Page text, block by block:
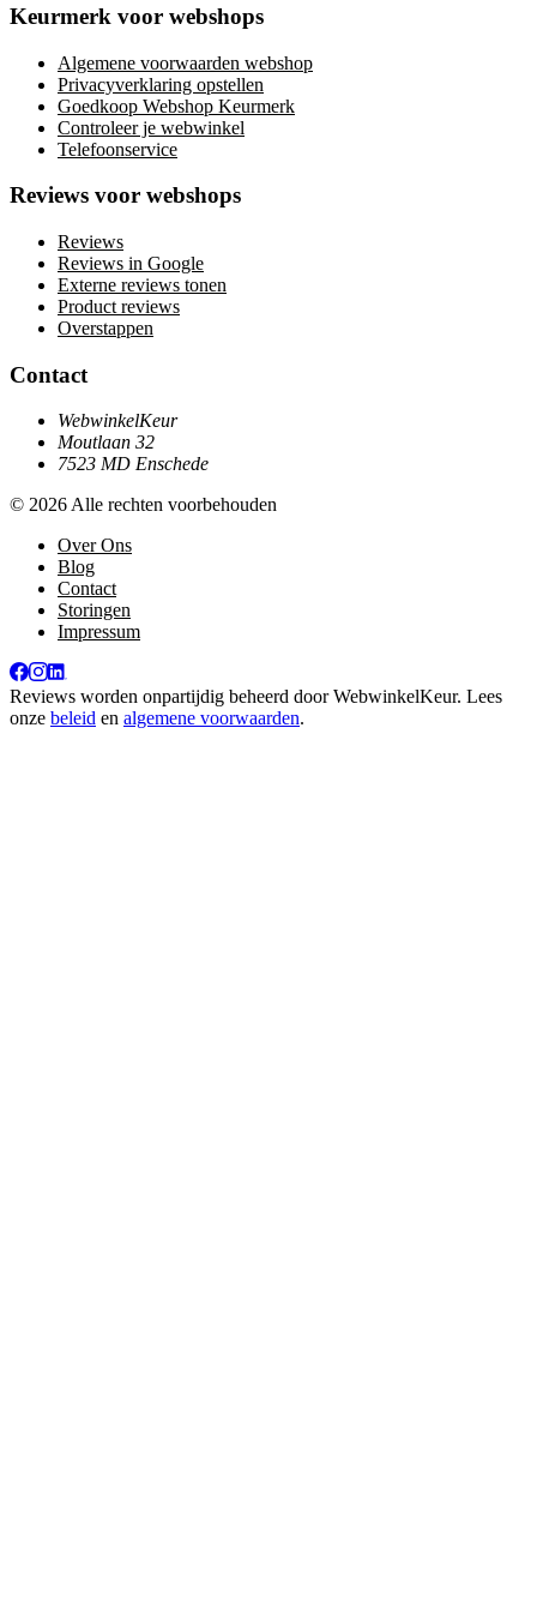
Keurmerk voor webshops
Algemene voorwaarden webshop
Privacyverklaring opstellen
Goedkoop Webshop Keurmerk
Controleer je webwinkel
Telefoonservice
Reviews voor webshops
Reviews
Reviews in Google
Externe reviews tonen
Product reviews
Overstappen
Contact
WebwinkelKeur
Moutlaan 32
7523 MD Enschede
© 2026 Alle rechten voorbehouden
Over Ons
Blog
Contact
Storingen
Impressum
Reviews worden onpartijdig beheerd doorWebwinkelKeur. Lees
onze beleid en algemene voorwaarden.